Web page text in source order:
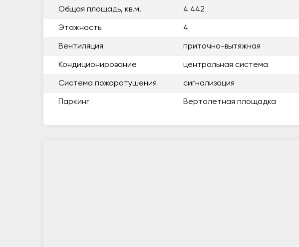
Общая площадь, кв.м. 4 442
Этажность 4
Вентиляция приточно-вытяжная
Кондиционирование центральная система
Система пожаротушения сигнализация
Паркинг Вертолетная площадка